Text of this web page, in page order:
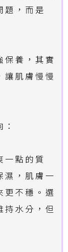
題，而是
保養，其實
讓肌膚慢慢
一點的質
濕，肌膚一
更不穩。選
持水分，但